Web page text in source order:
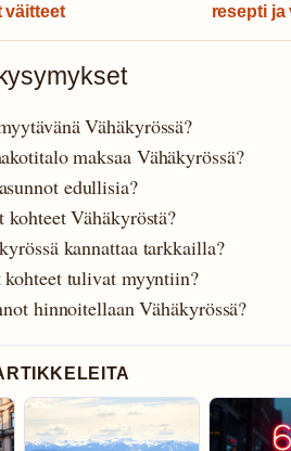
väitteet
resepti ja
Vähäkyrössä?
maksaa Vähäkyrössä?
edullisia?
Vähäkyröstä?
kannattaa tarkkailla?
tulivat myyntiin?
hinnoitellaan Vähäkyrössä?